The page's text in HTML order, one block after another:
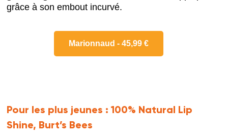
grâce à son embout incurvé.
Marionnaud - 45,99 €
Pour les plus jeunes :100% Natural Lip
Shine, Burt’s Bees